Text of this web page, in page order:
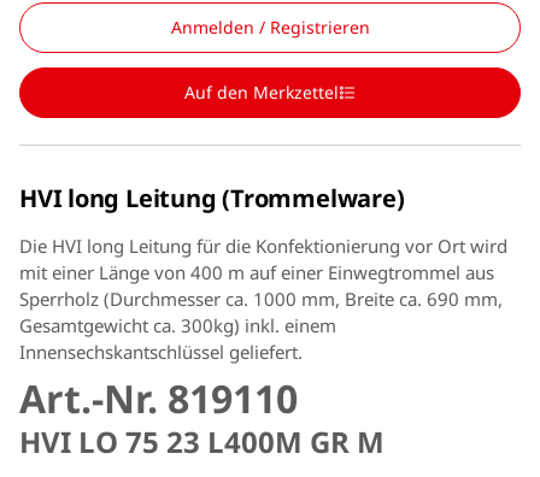
Anmelden / Registrieren
Auf den Merkzettel
HVI long Leitung (Trommelware)
Die HVI long Leitung für die Konfektionierung vor Ort wird
mit einer Länge von 400 m auf einer Einwegtrommel aus
Sperrholz (Durchmesser ca. 1000 mm, Breite ca. 690 mm,
Gesamtgewicht ca. 300kg) inkl. einem
Innensechskantschlüssel geliefert.
Art.-Nr. 819110
HVI LO 75 23 L400M GR M